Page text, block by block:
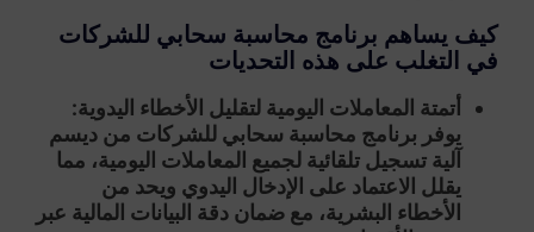
كيف يساهم برنامج محاسبة سحابي للشركات
في التغلب على هذه التحديات
أتمتة المعاملات اليومية لتقليل الأخطاء اليدوية:
يوفر برنامج محاسبة سحابي للشركات من ديسم
آلية تسجيل تلقائية لجميع المعاملات اليومية، مما
يقلل الاعتماد على الإدخال اليدوي ويحد من
الأخطاء البشرية، مع ضمان دقة البيانات المالية عبر